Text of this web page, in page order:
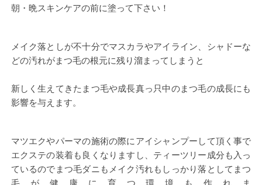
朝・晩スキンケアの前に塗って下さい！
メイク落としが不十分でマスカラやアイライン、シャドーな
どの汚れがまつ毛の根元に残り溜まってしまうと
新しく生えてきたまつ毛や成長真っ只中のまつ毛の成長にも
影響を与えます。
マツエクやパーマの施術の際にアイシャンプーして頂く事で
エクステの装着も良くなりますし、ティーツリー成分も入っ
ているのでまつ毛ダニもメイク汚れもしっかり落としてまつ
毛が健康に育つ環境も作れま